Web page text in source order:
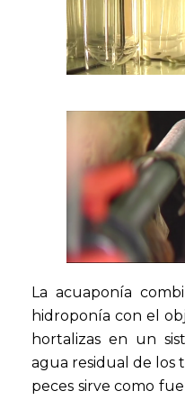
La acuaponía
hidroponía con el
hortalizas en un
agua residual de los
peces sirve como